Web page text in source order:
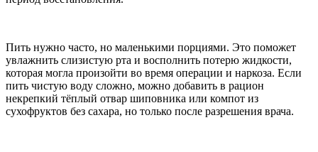
Пить нужно часто, но маленькими порциями. Это поможет
увлажнить слизистую рта и восполнить потерю жидкости,
которая могла произойти во время операции и наркоза. Если
пить чистую воду сложно, можно добавить в рацион
некрепкий тёплый отвар шиповника или компот из
сухофруктов без сахара, но только после разрешения врача.